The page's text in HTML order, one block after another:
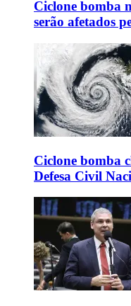
Ciclone bomba
serão afetados
Ciclone bomba
Defesa Civil